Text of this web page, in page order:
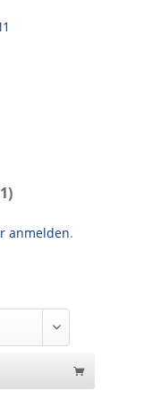
anmelden.